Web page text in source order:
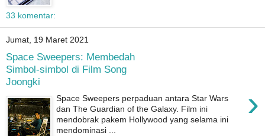
33 komentar:
Jumat, 19 Maret 2021
Space Sweepers: Membedah
Simbol-simbol di Film Song
Joongki
›
Space Sweepers perpaduan antara Star Wars
dan The Guardian of the Galaxy. Film ini
mendobrak pakem Hollywood yang selama ini
mendominasi ...